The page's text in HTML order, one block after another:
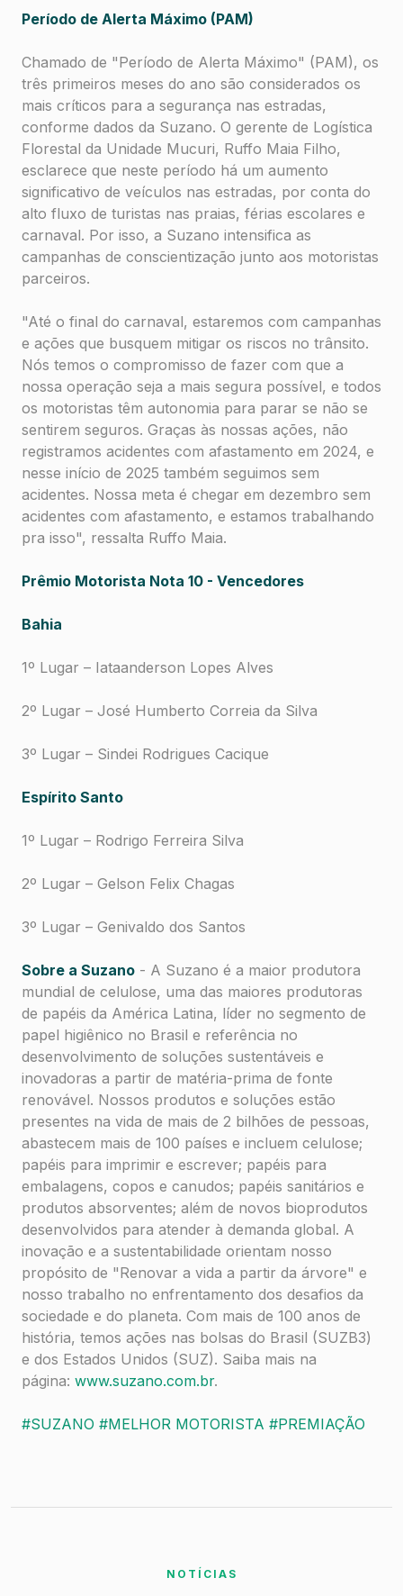
Período de Alerta Máximo (PAM)
Chamado de "Período de Alerta Máximo" (PAM), os
três primeiros meses do ano são considerados os
mais críticos para a segurança nas estradas,
conforme dados da Suzano. O gerente de Logística
Florestal da Unidade Mucuri, Ruffo Maia Filho,
esclarece que neste período há um aumento
significativo de veículos nas estradas, por conta do
alto fluxo de turistas nas praias, férias escolares e
carnaval. Por isso, a Suzano intensifica as
campanhas de conscientização junto aos motoristas
parceiros.
"Até o final do carnaval, estaremos com campanhas
e ações que busquem mitigar os riscos no trânsito.
Nós temos o compromisso de fazer com que a
nossa operação seja a mais segura possível, e todos
os motoristas têm autonomia para parar se não se
sentirem seguros. Graças às nossas ações, não
registramos acidentes com afastamento em 2024, e
nesse início de 2025 também seguimos sem
acidentes. Nossa meta é chegar em dezembro sem
acidentes com afastamento, e estamos trabalhando
pra isso", ressalta Ruffo Maia.
Prêmio Motorista Nota 10 - Vencedores
Bahia
1º Lugar – Iataanderson Lopes Alves
2º Lugar – José Humberto Correia da Silva
3º Lugar – Sindei Rodrigues Cacique
Espírito Santo
1º Lugar – Rodrigo Ferreira Silva
2º Lugar – Gelson Felix Chagas
3º Lugar – Genivaldo dos Santos
Sobre a Suzano - A Suzano é a maior produtora
mundial de celulose, uma das maiores produtoras
de papéis da América Latina, líder no segmento de
papel higiênico no Brasil e referência no
desenvolvimento de soluções sustentáveis e
inovadoras a partir de matéria-prima de fonte
renovável. Nossos produtos e soluções estão
presentes na vida de mais de 2 bilhões de pessoas,
abastecem mais de 100 países e incluem celulose;
papéis para imprimir e escrever; papéis para
embalagens, copos e canudos; papéis sanitários e
produtos absorventes; além de novos bioprodutos
desenvolvidos para atender à demanda global. A
inovação e a sustentabilidade orientam nosso
propósito de "Renovar a vida a partir da árvore" e
nosso trabalho no enfrentamento dos desafios da
sociedade e do planeta. Com mais de 100 anos de
história, temos ações nas bolsas do Brasil (SUZB3)
e dos Estados Unidos (SUZ). Saiba mais na
página: www.suzano.com.br.
#SUZANO #MELHOR MOTORISTA #PREMIAÇÃO
NOTÍCIAS